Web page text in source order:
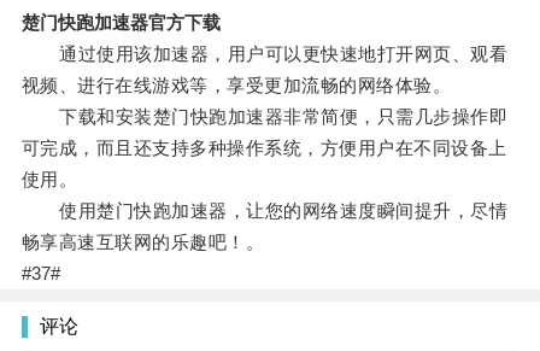
楚门快跑加速器官方下载
通过使用该加速器，用户可以更快速地打开网页、观看
视频、进行在线游戏等，享受更加流畅的网络体验。
下载和安装楚门快跑加速器非常简便，只需几步操作即
可完成，而且还支持多种操作系统，方便用户在不同设备上
使用。
使用楚门快跑加速器，让您的网络速度瞬间提升，尽情
畅享高速互联网的乐趣吧！。
#37#
评论